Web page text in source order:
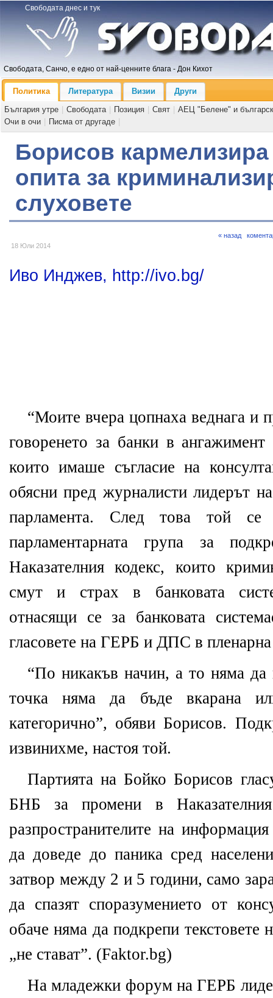
Свободата днес и тук
Свободата, Санчо, е едно от най-ценните блага - Дон Кихот
Политика Литература Визии
Други
България утре
Свободата Позиция Свят
АЕЦ "Белене" и
Очи в очи
Писма от другаде
Борисов кармелизира
опита за
слуховете
18 Юли 2014
« назад
Иво Инджев, http://ivo.bg/
“Моите вчера цопнаха веднага и
говоренето за банки в
които имаше съгласие на
обясни пред журналисти лидерът
парламента. След това той
парламентарната група за
Наказателния кодекс, които
смут и страх в банковата
отнасящи се за банковата
гласовете на ГЕРБ и ДПС в пленарна
“По никакъв начин, а то няма да
точка няма да бъде вкарана
категорично”, обяви Борисов.
извинихме, настоя той.
Партията на Бойко Борисов
БНБ за промени в
разпространителите на
да доведе до паника сред
затвор между 2 и 5 години, само
да спазят споразумението от
обаче няма да подкрепи текстовете
„не стават”. (Faktor.bg)
На младежки форум на ГЕРБ